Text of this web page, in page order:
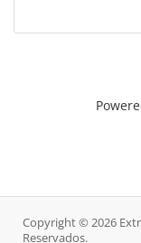
Copyright © 2026
Reservados.